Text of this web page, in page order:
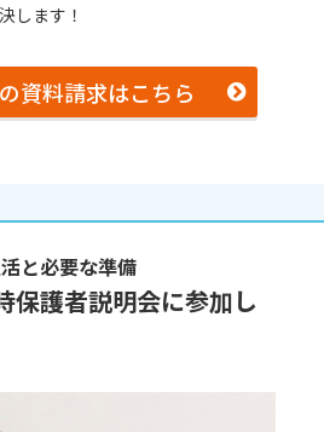
します！
資料請求はこちら
と必要な準備
保護者説明会に参加し